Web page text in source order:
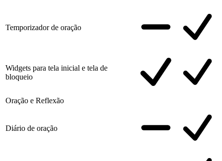
Temporizador de oração
Widgets para tela inicial e tela de
bloqueio
Oração e Reflexão
Diário de oração